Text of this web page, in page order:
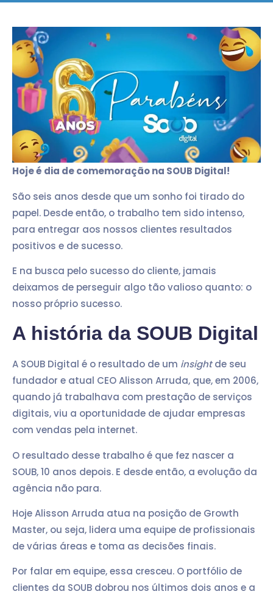
Hoje é dia de comemoração na SOUB Digital!
São seis anos desde que um sonho foi tirado do
papel. Desde então, o trabalho tem sido intenso,
para entregar aos nossos clientes resultados
positivos e de sucesso.
E na busca pelo sucesso do cliente, jamais
deixamos de perseguir algo tão valioso quanto: o
nosso próprio sucesso.
A história da SOUB Digital
A SOUB Digital é o resultado de um insightde seu
fundador e atual CEO Alisson Arruda, que, em 2006,
quando já trabalhava com prestação de serviços
digitais, viu a oportunidade de ajudar empresas
com vendas pela internet.
O resultado desse trabalho é que fez nascer a
SOUB, 10 anos depois. E desde então, a evolução da
agência não para.
Hoje Alisson Arruda atua na posição de Growth
Master, ou seja, lidera uma equipe de profissionais
de várias áreas e toma as decisões finais.
Por falar em equipe, essa cresceu. O portfólio de
clientes da SOUB dobrou nos últimos dois anos e a